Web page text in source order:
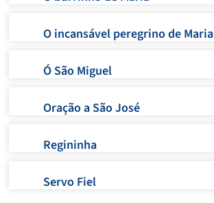
O incansável peregrino de Maria
Ó São Miguel
Oração a São José
Regininha
Servo Fiel